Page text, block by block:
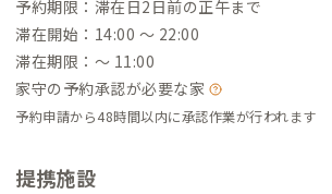
予約期限：滞在日2日前の正午まで
滞在開始：14:00 〜 22:00
滞在期限：〜 11:00
家守の予約承認が必要な家
予約申請から48時間以内に承認作業が行われます
提携施設